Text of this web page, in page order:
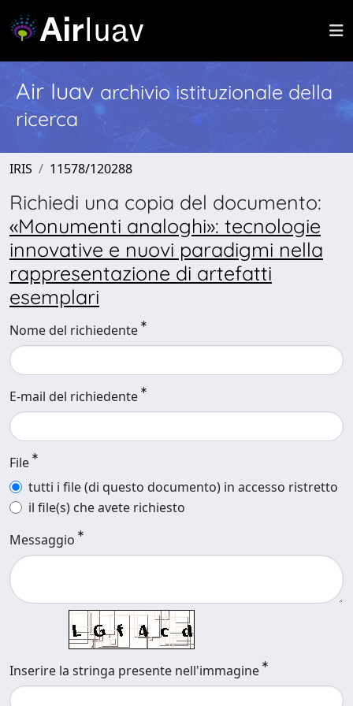
Air Iuav archivio istituzionale della
ricerca
IRIS 11578/120288
Richiedi una copia del documento:
«Monumenti analoghi»: tecnologie
innovative e nuovi paradigmi nella
rappresentazione di artefatti
esemplari
Nome del richiedente
E-mail del richiedente
File
tutti i file (di questo documento) in accesso ristretto
il file(s) che avete richiesto
Messaggio
Inserire la stringa presente nell'immagine